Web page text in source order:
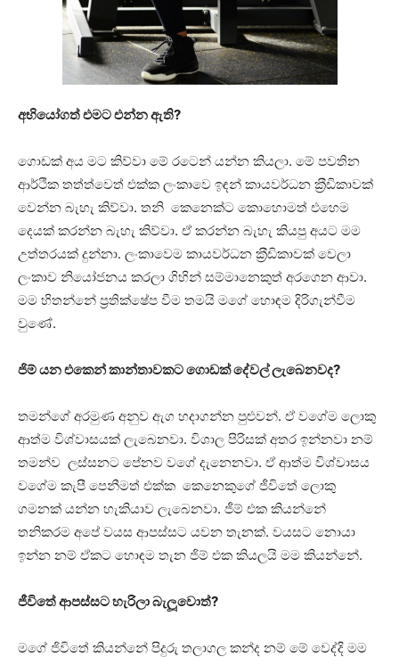
අභියෝගත් එමට එන්න ඇති?
ගොඩක් අය මට කිව්වා මේ රටෙන් යන්න කියලා. මේ පවතින
ආර්ථික තත්ත්වෙත් එක්ක ලංකාවෙ ඉඳන් කායවර්ධන ක‍්‍රීඩිකාවක්
වෙන්න බැහැ කිව්වා. තනි කෙනෙක්ට කොහොමත් එහෙම
දෙයක් කරන්න බැහැ කිව්වා. ඒ කරන්න බැහැ කියපු අයට මම
උත්තරයක් දුන්නා. ලංකාවෙම කායවර්ධන ක‍්‍රීඩිකාවක් වෙලා
ලංකාව නියෝජනය කරලා ගිහින් සම්මානෙකුත් අරගෙන ආවා.
මම හිතන්නේ ප‍්‍රතික්ෂේප වීම තමයි මගේ හොඳම දිරිගැන්වීම
වුණේ.
ජිම් යන එකෙන් කාන්තාවකට ගොඩක් දේවල් ලැබෙනවද?
තමන්ගේ අරමුණ අනුව ඇග හදාගන්න පුළුවන්. ඒ වගේම ලොකු
ආත්ම විශ්වාසයක් ලැබෙනවා. විශාල පිරිසක් අතර ඉන්නවා නම්
තමන්ව ලස්සනට පේනව වගේ දැනෙනවා. ඒ ආත්ම විශ්වාසය
වගේම කැපී පෙනීමත් එක්ක කෙනෙකුගේ ජීවිතේ ලොකු
ගමනක් යන්න හැකියාව ලැබෙනවා. ජීම් එක කියන්නේ
තනිකරම අපේ වයස ආපස්සට යවන තැනක්. වයසට නොයා
ඉන්න නම් ඒකට හොඳම තැන ජිම් එක කියලයි මම කියන්නේ.
ජීවිතේ ආපස්සට හැරිලා බැලූවොත්?
මගේ ජිවිතේ කියන්නේ පිදුරු තලාගල කන්ද නම් මේ වෙද්දි මම